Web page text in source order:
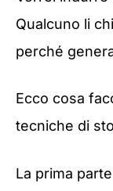
Qualcuno li
perché
Ecco cosa
tecniche di
La prima